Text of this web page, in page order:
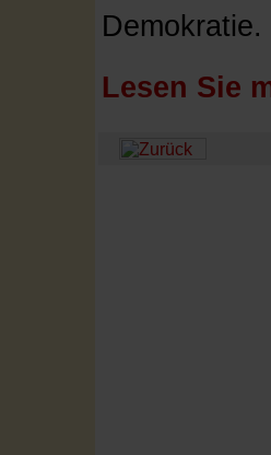
Lesen Sie